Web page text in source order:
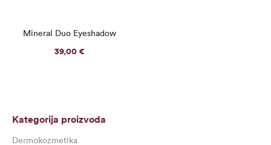
Mineral Duo Eyeshadow
39,00€
Kategorija proizvoda
Dermokozmetika